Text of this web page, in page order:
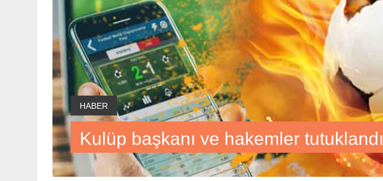
HABER
Kulüp başkanı ve hakemler tutuklandı